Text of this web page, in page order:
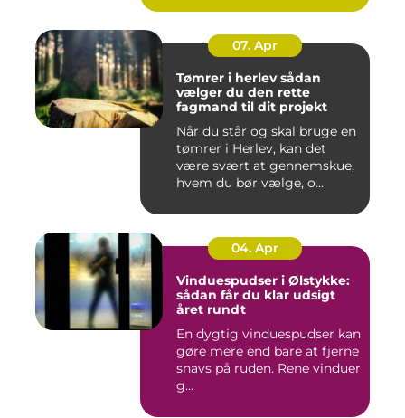
07. Apr
Tømrer i herlev sådan
vælger du den rette
fagmand til dit projekt
Når du står og skal bruge en
tømrer i Herlev, kan det
være svært at gennemskue,
hvem du bør vælge, o...
04. Apr
Vinduespudser i Ølstykke:
sådan får du klar udsigt
året rundt
En dygtig vinduespudser kan
gøre mere end bare at fjerne
snavs på ruden. Rene vinduer
g...